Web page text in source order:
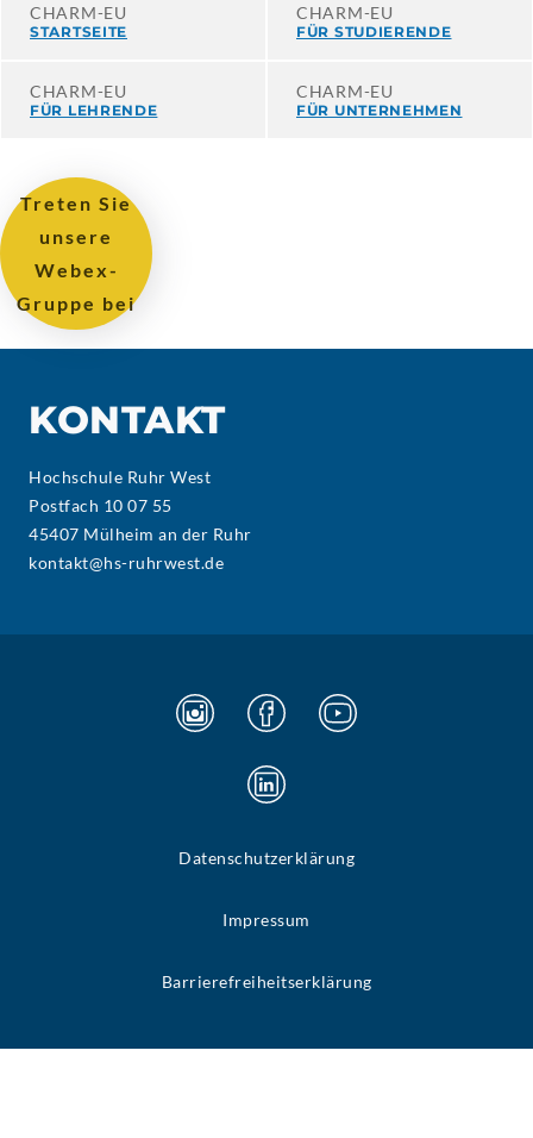
CHARM-EU
STARTSEITE
CHARM-EU
FÜR STUDIERENDE
CHARM-EU
FÜR LEHRENDE
CHARM-EU
FÜR UNTERNEHMEN
Treten Sie
unsere
Webex-
Gruppe bei
KONTAKT
Hochschule Ruhr West
Postfach 10 07 55
45407 Mülheim an der Ruhr
kontakt@hs-ruhrwest.de
Datenschutzerklärung
Impressum
Barrierefreiheitserklärung